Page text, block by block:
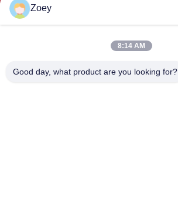
Zoey
8:14 AM
Good day, what product are you looking for?